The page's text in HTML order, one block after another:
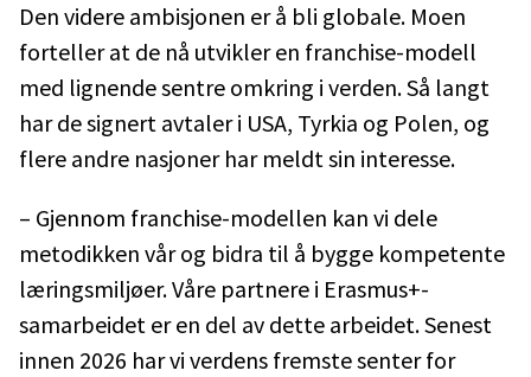
Den videre ambisjonen er å bli globale. Moen
forteller at de nå utvikler en franchise-modell
med lignende sentre omkring i verden. Så langt
har de signert avtaler i USA, Tyrkia og Polen, og
flere andre nasjoner har meldt sin interesse.
– Gjennom franchise-modellen kan vi dele
metodikken vår og bidra til å bygge kompetente
læringsmiljøer. Våre partnere i Erasmus+-
samarbeidet er en del av dette arbeidet. Senest
innen 2026 har vi verdens fremste senter for